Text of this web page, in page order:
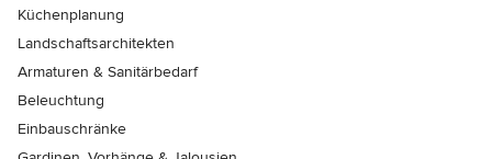
Küchenplanung
Landschaftsarchitekten
Armaturen & Sanitärbedarf
Beleuchtung
Einbauschränke